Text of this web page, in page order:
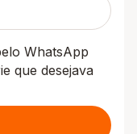
WhatsApp
que desejava